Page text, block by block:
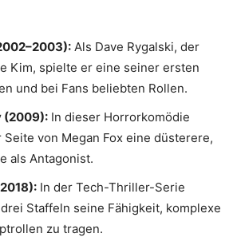
Als Dave Rygalski, der
Kim, spielte er eine seiner ersten
und bei Fans beliebten Rollen.
(2009): In dieser Horrorkomödie
Seite von Megan Fox eine düsterere,
als Antagonist.
In der Tech-Thriller-Serie
Staffeln seine Fähigkeit, komplexe
zu tragen.